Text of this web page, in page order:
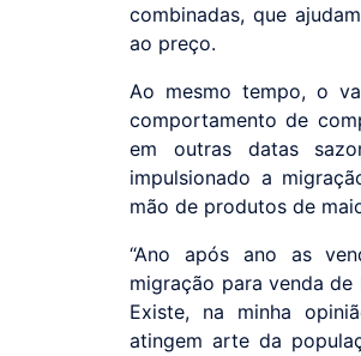
combinadas, que
ao preço.
Ao mesmo tempo, o
comportamento de
em outras datas
impulsionado a
mão de produtos de
“Ano após ano as
migração para venda de
Existe, na minha
atingem arte da